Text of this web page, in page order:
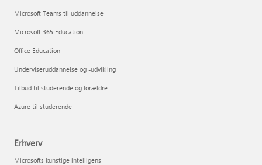
Microsoft Teams til uddannelse
Microsoft 365 Education
Office Education
Underviseruddannelse og -udvikling
Tilbud til studerende og forældre
Azure til studerende
Erhverv
Microsofts kunstige intelligens